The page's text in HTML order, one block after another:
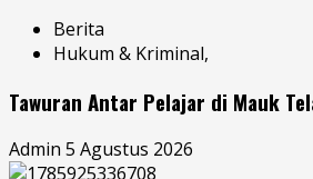
Berita
Hukum & Kriminal,
Tawuran Antar Pelajar di Mauk
Admin 5 Agustus 2026